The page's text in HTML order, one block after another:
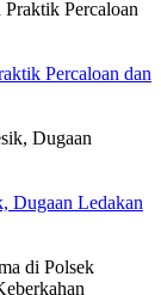
Percaloan dan
Dugaan Ledakan